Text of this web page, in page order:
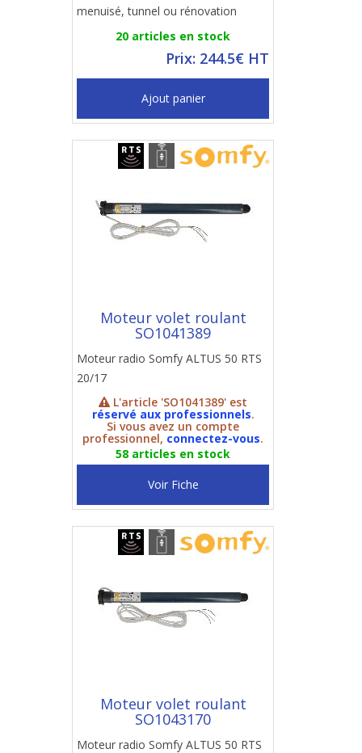
menuisé, tunnel ou rénovation
20 articles en stock
Prix: 244.5€ HT
Ajout panier
Moteur volet roulant
SO1041389
Moteur radio Somfy ALTUS 50 RTS
20/17
L'article 'SO1041389' est
réservé aux professionnels.
Si vous avez un compte
professionnel, connectez-vous.
58 articles en stock
Voir Fiche
Moteur volet roulant
SO1043170
Moteur radio Somfy ALTUS 50 RTS